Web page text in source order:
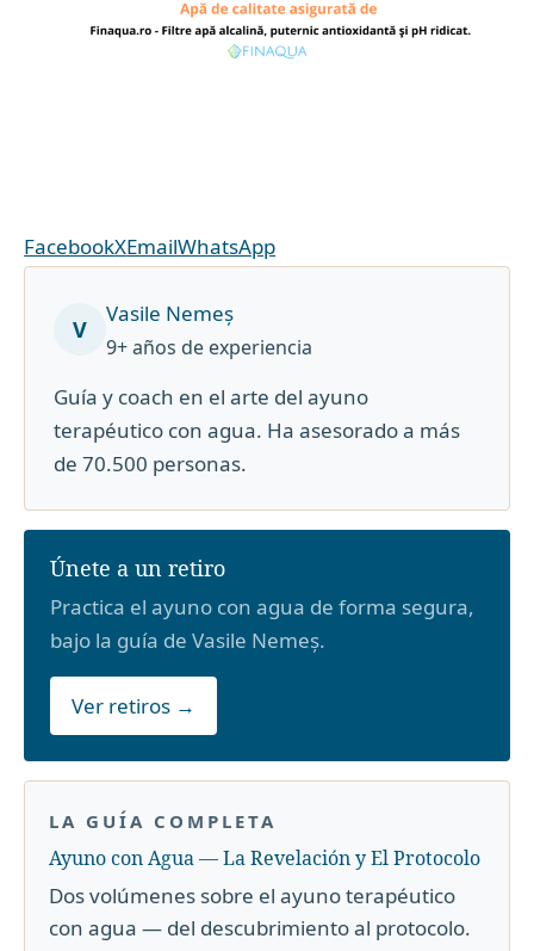
FacebookXEmailWhatsApp
V
Vasile Nemeș
9+ años de experiencia
Guía y coach en el arte del ayuno
terapéutico con agua. Ha asesorado a más
de 70.500 personas.
Únete a un retiro
Practica el ayuno con agua de forma segura,
bajo la guía de Vasile Nemeș.
Ver retiros →
LA GUÍA COMPLETA
Ayuno con Agua — La Revelación y El Protocolo
Dos volúmenes sobre el ayuno terapéutico
con agua — del descubrimiento al protocolo.